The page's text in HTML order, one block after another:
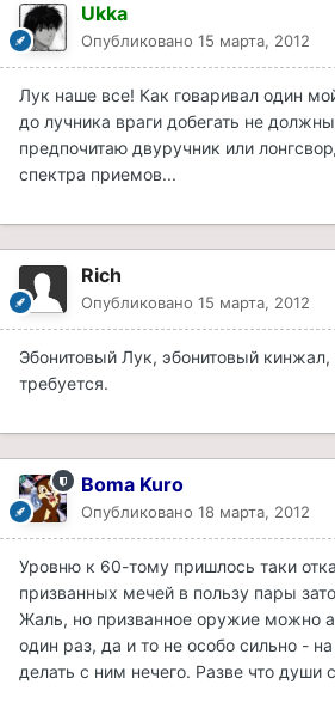
Ukka
Опубликовано 15 марта, 2012
Лук наше все! Как говаривал один
до лучника враги добегать не
предпочитаю двуручник или
спектра приемов...
Rich
Опубликовано 15 марта, 2012
Эбонитовый Лук, эбонитовый
требуется.
Boma Kuro
Опубликовано 18 марта, 2012
Уровню к 60-тому пришлось таки
призванных мечей в пользу пары
Жаль, но призванное оружие можно
один раз, да и то не особо сильно -
делать с ним нечего. Разве что души